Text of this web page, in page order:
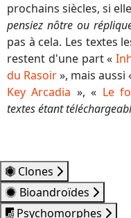
prochains siècles, si
pensiez nôtre ou
pas à cela. Les textes
restent d'une part «
du Rasoir», mais aussi
Key Arcadia », « Le
textes étant
Clones
Bioandroïdes
Psychomorphes